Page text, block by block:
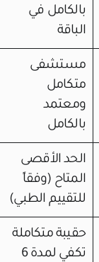
بالكامل في
الباقة
مستشفى
متكامل
ومعتمد
بالكامل
الحد الأقصى
المتاح (وفقاً
للتقييم الطبي)
حقيبة متكاملة
تكفي لمدة 6